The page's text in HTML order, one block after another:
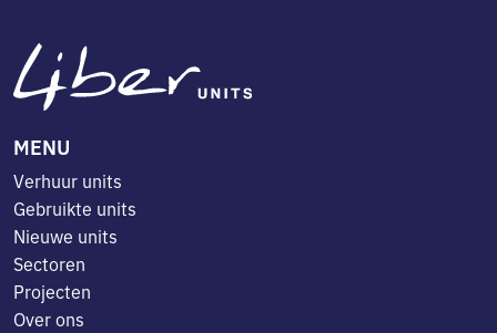
MENU
Verhuur units
Gebruikte units
Nieuwe units
Sectoren
Projecten
Over ons